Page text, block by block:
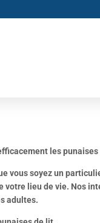
les punaises
vous soyez un
votre lieu de vie. Nos
adultes.